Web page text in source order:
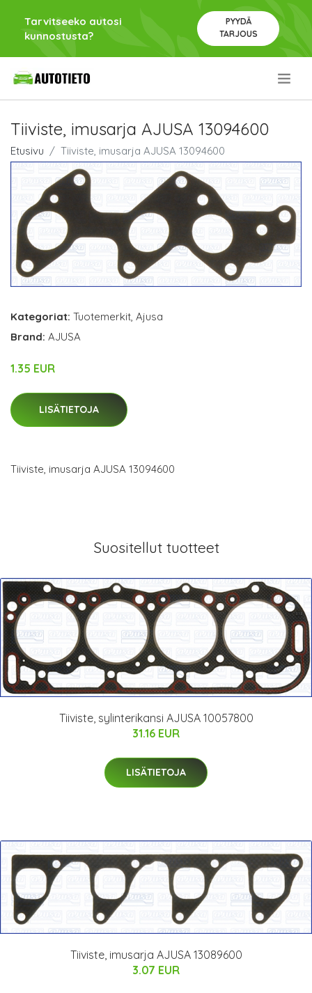
Tarvitseeko autosi
kunnostusta?
PYYDÄ
TARJOUS
Tiiviste, imusarja AJUSA 13094600
Etusivu Tiiviste, imusarja AJUSA 13094600
Kategoriat: Tuotemerkit Ajusa
Brand: AJUSA
1.35 EUR
LISÄTIETOJA
Tiiviste, imusarja AJUSA 13094600
Suositellut tuotteet
Tiiviste, sylinterikansi AJUSA 10057800
31.16 EUR
LISÄTIETOJA
Tiiviste, imusarja AJUSA 13089600
3.07 EUR